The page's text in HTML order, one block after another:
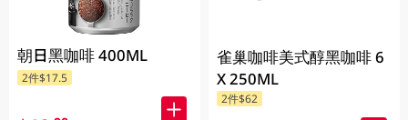
朝日黑咖啡 400ML
2件$17.5
雀巢咖啡美式醇黑咖啡 6
X 250ML
2件$62